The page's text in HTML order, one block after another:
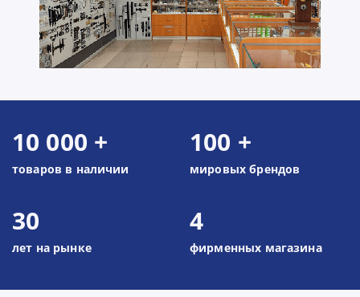
10 000 +
товаров в наличии
100 +
мировых брендов
30
лет на рынке
4
фирменных магазина